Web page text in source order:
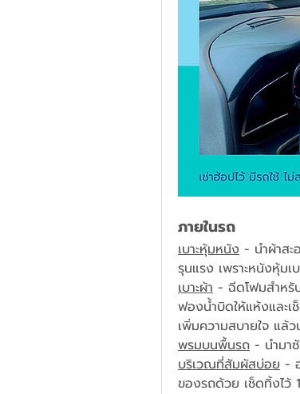
ภายในรถ
เบาะหุ้มหนัง - นำผ้าสะ
รุนแรง เพราะหนังหุ้มเ
เบาะผ้า - ฉีดโฟมสำหรั
ฟองน้ำบิดให้แห้งและเ
เพิ่มความสบายใจ แล้
พรมบนพื้นรถ - นำมา
บริเวณที่สัมผัสบ่อย -
ของรถด้วย เช็ดทิ้งไว้